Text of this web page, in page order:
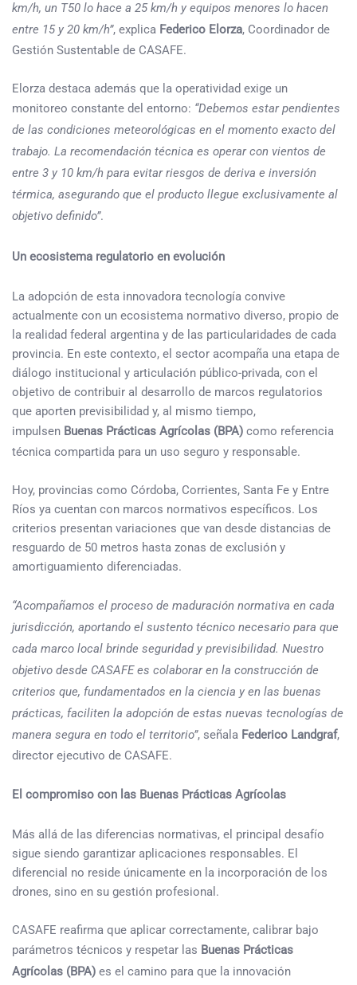
km/h, un T50 lo hace a 25 km/h y equipos menores lo hacen
entre 15 y 20 km/h”, explica Federico Elorza, Coordinador de
Gestión Sustentable de CASAFE.
Elorza destaca además que la operatividad exige un
monitoreo constante del entorno: “Debemos estar pendientes
de las condiciones meteorológicas en el momento exacto del
trabajo. La recomendación técnica es operar con vientos de
entre 3 y 10 km/h para evitar riesgos de deriva e inversión
térmica, asegurando que el producto llegue exclusivamente al
objetivo definido”.
Un ecosistema regulatorio en evolución
La adopción de esta innovadora tecnología convive
actualmente con un ecosistema normativo diverso, propio de
la realidad federal argentina y de las particularidades de cada
provincia. En este contexto, el sector acompaña una etapa de
diálogo institucional y articulación público-privada, con el
objetivo de contribuir al desarrollo de marcos regulatorios
que aporten previsibilidad y, al mismo tiempo,
impulsen Buenas Prácticas Agrícolas (BPA) como referencia
técnica compartida para un uso seguro y responsable.
Hoy, provincias como Córdoba, Corrientes, Santa Fe y Entre
Ríos ya cuentan con marcos normativos específicos. Los
criterios presentan variaciones que van desde distancias de
resguardo de 50 metros hasta zonas de exclusión y
amortiguamiento diferenciadas.
“Acompañamos el proceso de maduración normativa en cada
jurisdicción, aportando el sustento técnico necesario para que
cada marco local brinde seguridad y previsibilidad. Nuestro
objetivo desde CASAFE es colaborar en la construcción de
criterios que, fundamentados en la ciencia y en las buenas
prácticas, faciliten la adopción de estas nuevas tecnologías de
manera segura en todo el territorio”, señala Federico Landgraf,
director ejecutivo de CASAFE.
El compromiso con las Buenas Prácticas Agrícolas
Más allá de las diferencias normativas, el principal desafío
sigue siendo garantizar aplicaciones responsables. El
diferencial no reside únicamente en la incorporación de los
drones, sino en su gestión profesional.
CASAFE reafirma que aplicar correctamente, calibrar bajo
parámetros técnicos y respetar las Buenas Prácticas
Agrícolas (BPA) es el camino para que la innovación